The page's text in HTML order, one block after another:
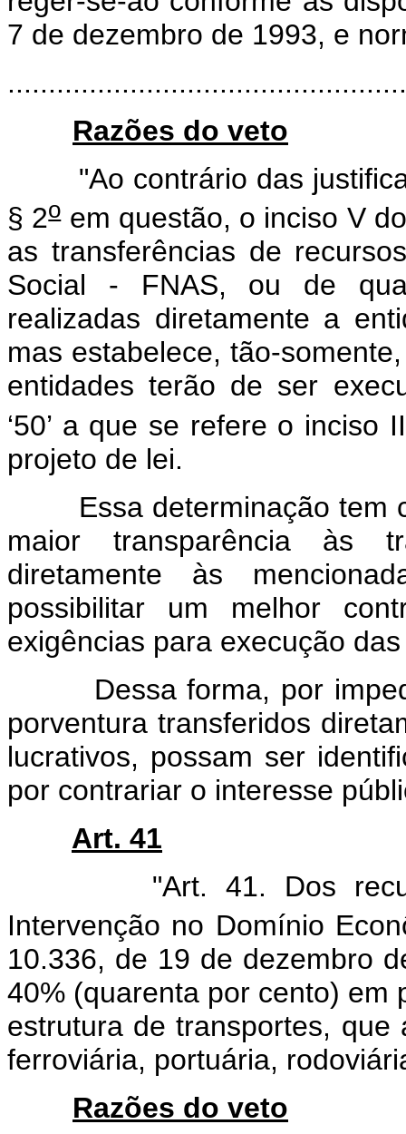
7 de dezembro de 1993, e
Razões do veto
"Ao contrário das
§ 2oem questão, o inciso V
as transferências de
Social - FNAS, ou de
realizadas diretamente a
mas estabelece, tão-
entidades terão de ser
‘50’ a que se refere o inciso
projeto de lei.
Essa determinação tem
maior transparência às
diretamente às
possibilitar um melhor
exigências para execução
Dessa forma, por
porventura transferidos
lucrativos, possam ser
por contrariar o interesse
Art. 41
"Art. 41. Dos
Intervenção no Domínio
10.336, de 19 de dezembro
40% (quarenta por cento) em
estrutura de transportes, que
ferroviária, portuária,
Razões do veto